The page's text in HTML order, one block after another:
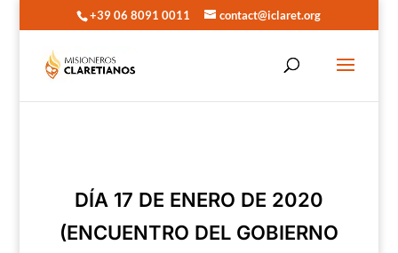
+39 06 8091 0011 contact@iclaret.org
DÍA 17 DE ENERO DE 2020
(ENCUENTRO DEL GOBIERNO